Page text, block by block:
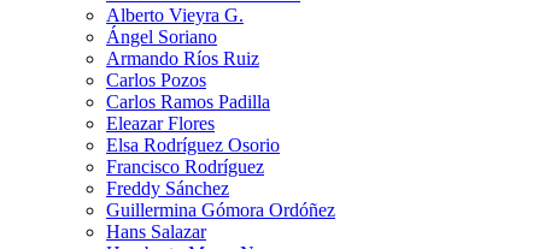
Alberto Vieyra G.
Ángel Soriano
Armando Ríos Ruiz
Carlos Pozos
Carlos Ramos Padilla
Eleazar Flores
Elsa Rodríguez Osorio
Francisco Rodríguez
Freddy Sánchez
Guillermina Gómora Ordóñez
Hans Salazar